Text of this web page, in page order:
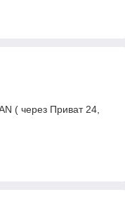
( через Приват 24,